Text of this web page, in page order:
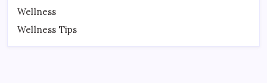
Wellness
Wellness Tips